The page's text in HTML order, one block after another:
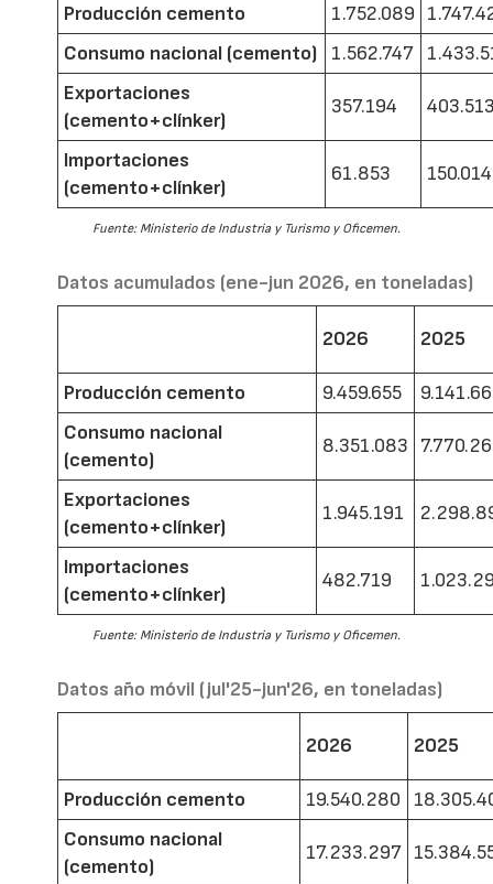
Producción cemento 1.752.089
Consumo nacional (cemento)
1.562.747
Exportaciones
(cemento+clínker)
357.194
Importaciones
(cemento+clínker)
61.853 150.014
Fuente: Ministerio de Industria y Turismo y Oficemen.
Datos acumulados (ene-jun 2026, en toneladas)
2026 2025
Producción cemento 9.459.655
Consumo nacional
(cemento)
8.351.083
Exportaciones
(cemento+clínker)
1.945.191
Importaciones
(cemento+clínker)
482.719
Fuente: Ministerio de Industria y Turismo y Oficemen.
Datos año móvil (jul'25-jun'26, en toneladas)
2026 2025
Producción cemento 19.540.280
Consumo nacional
(cemento)
17.233.297